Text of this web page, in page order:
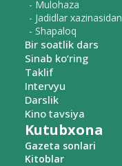
- Mulohaza
- Jadidlar xazinasidan
- Shapaloq
Bir soatlik dars
Sinab ko‘ring
Taklif
Intervyu
Darslik
Kino tavsiya
Kutubxona
Gazeta sonlari
Kitoblar